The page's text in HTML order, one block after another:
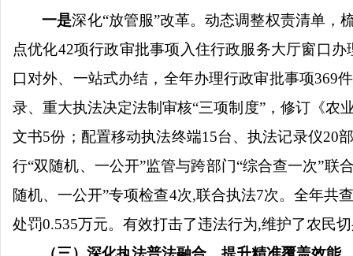
一是深化“放管服”改革。动态调整权责清单，
点优化42项行政审批事项入住行政服务大厅窗口办
口对外、一站式办结 ，全年办理行政审批事项369
录、重大执法决定法制审核“三项制度”， 修订《农
文书5份；配置移动执法终端15台、执法记录仪20
行“双随机、一公开”监管与跨部门“综合查一次”
随机、一公开”专项检查4次,联合执法7次。 全年共
处罚0.535万元。有效打击了违法行为,维护了农民